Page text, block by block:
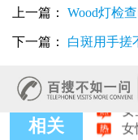
上一篇： Wood灯检
下一篇： 白斑用手搓
相关
女
女
女
女
女
女